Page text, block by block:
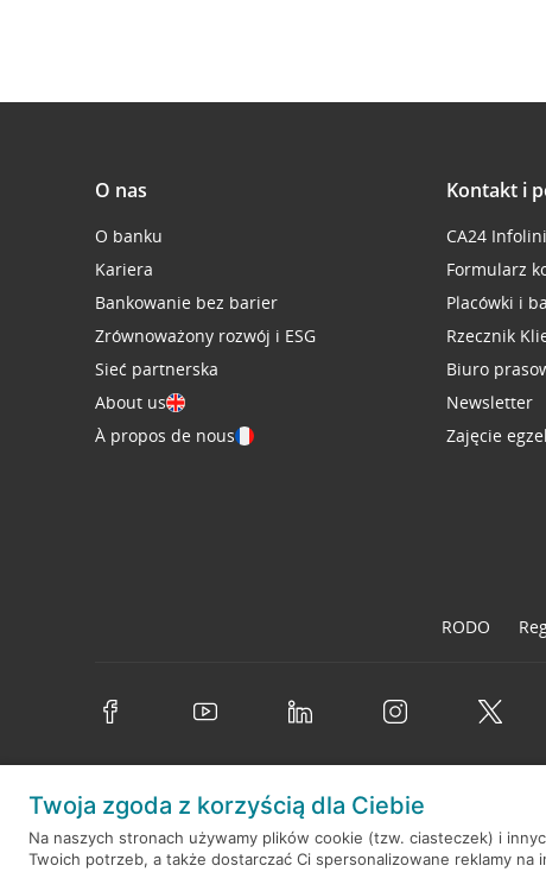
O nas
O banku
Kariera
Bankowanie bez barier
Zrównoważony rozwój i ESG
Sieć partnerska
About us
À propos de nous
Kontakt i
CA24
Formularz
Placówki i
Rzecznik
Biuro
Newsletter
Zajęcie
RODO
© 2026 Credit Agricole Bank Polska S.A. Wszelkie prawa zastrzeżone
Twoja zgoda z korzyścią dla Ciebie
Na naszych stronach używamy plików cookie (tzw. ciasteczek) i
Twoich potrzeb, a także dostarczać Ci spersonalizowane reklamy